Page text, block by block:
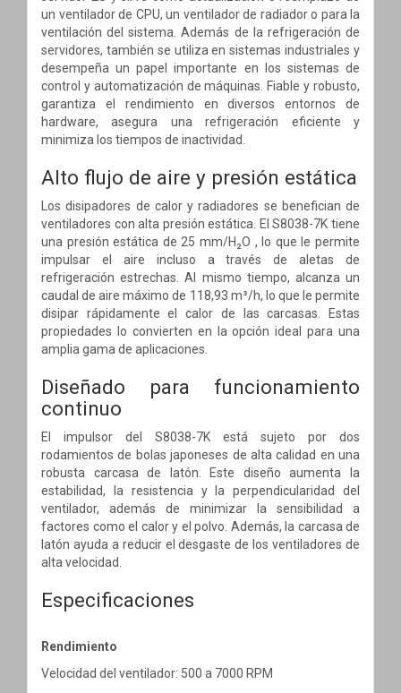
un ventilador de CPU, un ventilador de radiador o para la
ventilación del sistema. Además de la refrigeración de
servidores, también se utiliza en sistemas industriales y
desempeña un papel importante en los sistemas de
control y automatización de máquinas. Fiable y robusto,
garantiza el rendimiento en diversos entornos de
hardware, asegura una refrigeración eficiente y
minimiza los tiempos de inactividad.
Alto flujo de aire y presión estática
Los disipadores de calor y radiadores se benefician de
ventiladores con alta presión estática. El S8038-7K tiene
una presión estática de 25 mm/H₂O , lo que le permite
impulsar el aire incluso a través de aletas de
refrigeración estrechas. Al mismo tiempo, alcanza un
caudal de aire máximo de 118,93 m³/h, lo que le permite
disipar rápidamente el calor de las carcasas. Estas
propiedades lo convierten en la opción ideal para una
amplia gama de aplicaciones.
Diseñado para funcionamiento
continuo
El impulsor del S8038-7K está sujeto por dos
rodamientos de bolas japoneses de alta calidad en una
robusta carcasa de latón. Este diseño aumenta la
estabilidad, la resistencia y la perpendicularidad del
ventilador, además de minimizar la sensibilidad a
factores como el calor y el polvo. Además, la carcasa de
latón ayuda a reducir el desgaste de los ventiladores de
alta velocidad.
Especificaciones
Rendimiento
Velocidad del ventilador: 500 a 7000 RPM